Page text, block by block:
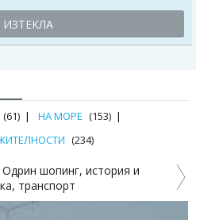
ИЗТЕКЛА
(61) НА МОРЕ (153)
(234)
шопинг, история и
транспорт